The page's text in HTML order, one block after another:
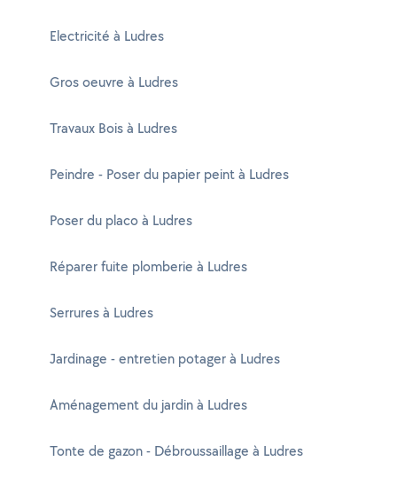
Electricité à Ludres
Gros oeuvre à Ludres
Travaux Bois à Ludres
Peindre - Poser du papier peint à Ludres
Poser du placo à Ludres
Réparer fuite plomberie à Ludres
Serrures à Ludres
Jardinage - entretien potager à Ludres
Aménagement du jardin à Ludres
Tonte de gazon - Débroussaillage à Ludres